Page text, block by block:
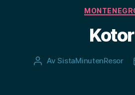
Kotor
Inläggsförfattare
AvSistaMinutenResor